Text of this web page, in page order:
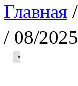
Вы здесь
Главная /
/ 08/2025
«